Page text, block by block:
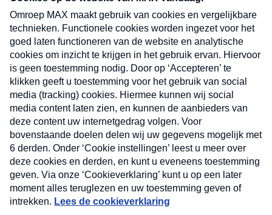
uw mailbox.
Verzend
Nieuwsbrief
Neem hier een gratis abonnement op onze
nieuwsbrief. Elke vrijdag- en dinsdagochtend in uw